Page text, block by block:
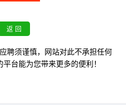
聘须谨慎，网站对此不承担任何
台能为您带来更多的便利！